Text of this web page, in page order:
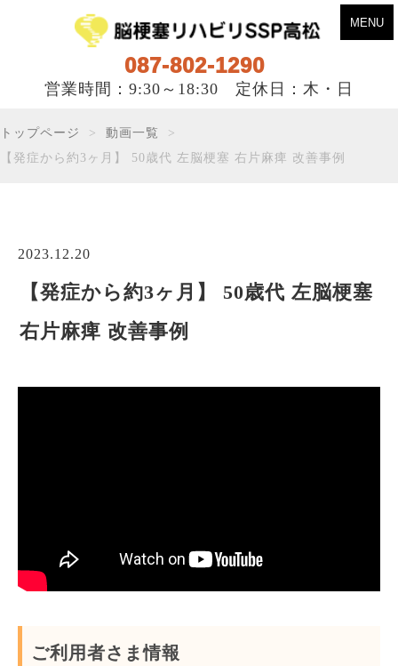
087-802-1290
営業時間：9:30～18:30 定休日：木・日
MENU
トップページ
動画一覧
【発症から約3ヶ月】 50歳代 左脳梗塞 右片麻痺 改善事例
2023.12.20
【発症から約3ヶ月】 50歳代 左脳梗塞
右片麻痺 改善事例
ご利用者さま情報